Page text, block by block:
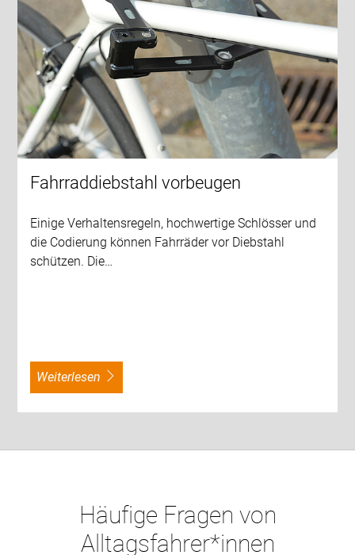
Fahrraddiebstahl vorbeugen
Einige Verhaltensregeln, hochwertige Schlösser und
die Codierung können Fahrräder vor Diebstahl
schützen. Die…
weiterlesen
Häufige Fragen von
Alltagsfahrer*innen